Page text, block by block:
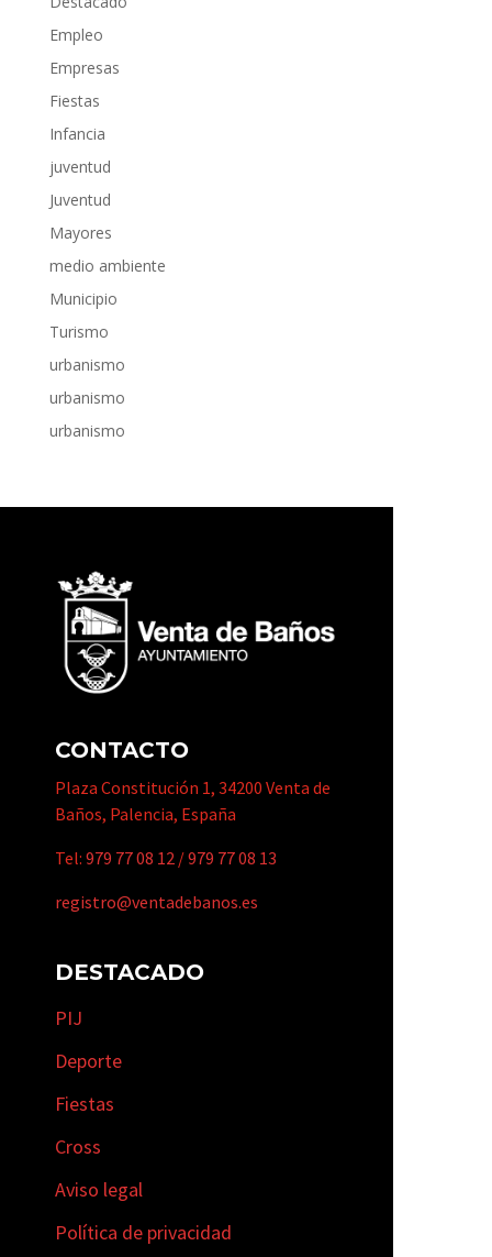
Empleo
Empresas
Fiestas
Infancia
juventud
Juventud
Mayores
medio ambiente
Municipio
Turismo
urbanismo
urbanismo
urbanismo
CONTACTO
Plaza Constitución 1, 34200 Venta de
Baños, Palencia, España
Tel: 979 77 08 12 /979 77 08 13
registro@ventadebanos.es
DESTACADO
PIJ
Deporte
Fiestas
Cross
Aviso legal
Política de privacidad